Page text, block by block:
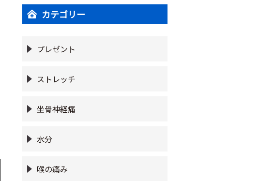
カテゴリー
プレゼント
ストレッチ
坐骨神経痛
水分
喉の痛み